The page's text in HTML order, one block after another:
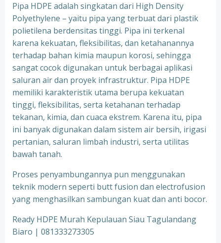
Pipa HDPE adalah singkatan dari High Density
Polyethylene – yaitu pipa yang terbuat dari plastik
polietilena berdensitas tinggi. Pipa ini terkenal
karena kekuatan, fleksibilitas, dan ketahanannya
terhadap bahan kimia maupun korosi, sehingga
sangat cocok digunakan untuk berbagai aplikasi
saluran air dan proyek infrastruktur. Pipa HDPE
memiliki karakteristik utama berupa kekuatan
tinggi, fleksibilitas, serta ketahanan terhadap
tekanan, kimia, dan cuaca ekstrem. Karena itu, pipa
ini banyak digunakan dalam sistem air bersih, irigasi
pertanian, saluran limbah industri, serta utilitas
bawah tanah.
Proses penyambungannya pun menggunakan
teknik modern seperti butt fusion dan electrofusion
yang menghasilkan sambungan kuat dan anti bocor.
Ready HDPE Murah Kepulauan Siau Tagulandang
Biaro | 081333273305